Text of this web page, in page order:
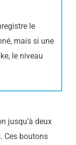
le
mais si une
le niveau
jusqu’à deux
Ces boutons